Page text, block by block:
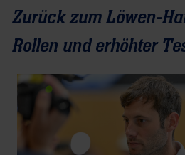
Zurück zum Löwen-
Rollen und erhöhter